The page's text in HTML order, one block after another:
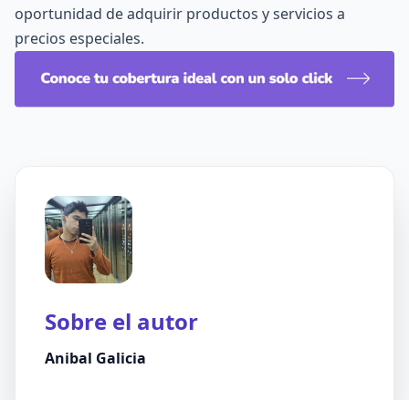
oportunidad de adquirir productos y servicios a
precios especiales.
Sobre el autor
Anibal Galicia